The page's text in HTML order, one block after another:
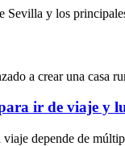
y los
a crear una
ir de viaje y
depende de